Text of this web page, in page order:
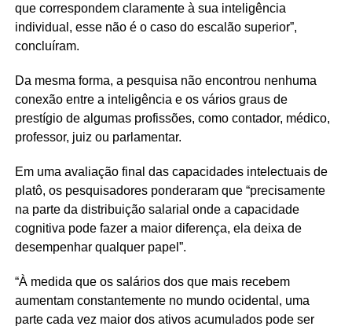
que correspondem claramente à sua inteligência
individual, esse não é o caso do escalão superior”,
concluíram.
Da mesma forma, a pesquisa não encontrou nenhuma
conexão entre a inteligência e os vários graus de
prestígio de algumas profissões, como contador, médico,
professor, juiz ou parlamentar.
Em uma avaliação final das capacidades intelectuais de
platô, os pesquisadores ponderaram que “precisamente
na parte da distribuição salarial onde a capacidade
cognitiva pode fazer a maior diferença, ela deixa de
desempenhar qualquer papel”.
“À medida que os salários dos que mais recebem
aumentam constantemente no mundo ocidental, uma
parte cada vez maior dos ativos acumulados pode ser